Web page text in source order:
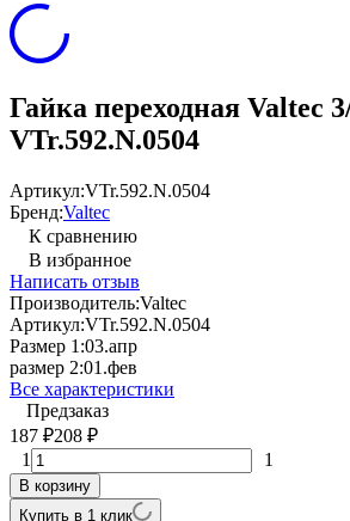
Гайка переходная Valtec
VTr.592.N.0504
Артикул:VTr.592.N.0504
Бренд:Valtec
К сравнению
В избранное
Написать отзыв
Производитель:Valtec
Артикул:VTr.592.N.0504
Размер 1:03.апр
размер 2:01.фев
Все характеристики
Предзаказ
187 ₽208 ₽
1 1
В корзину
Купить в 1 клик